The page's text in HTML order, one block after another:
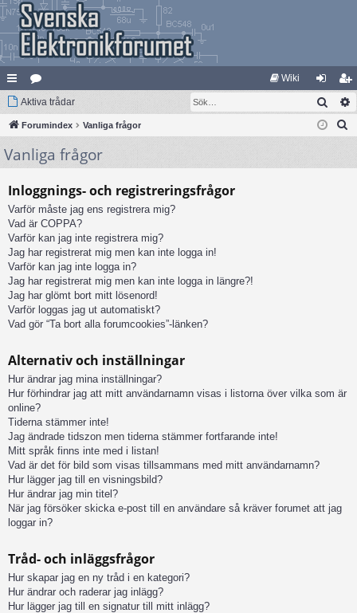
na
bb
lä
ar
at
eg
ori
Wiki
og
ga
li
m
Aktiva trådar Sök
Forumindex Vanliga frågor
Vanliga frågor
Inloggnings- och registreringsfrågor
Varför måste jag ens registrera mig?
Vad är COPPA?
Varför kan jag inte registrera mig?
Jag har registrerat mig men kan inte logga in!
Varför kan jag inte logga in?
Jag har registrerat mig men kan inte logga in längre?!
Jag har glömt bort mitt lösenord!
Varför loggas jag ut automatiskt?
Vad gör “Ta bort alla forumcookies”-länken?
Alternativ och inställningar
Hur ändrar jag mina inställningar?
Hur förhindrar jag att mitt användarnamn visas i listorna över vilka som är
online?
Tiderna stämmer inte!
Jag ändrade tidszon men tiderna stämmer fortfarande inte!
Mitt språk finns inte med i listan!
Vad är det för bild som visas tillsammans med mitt användarnamn?
Hur lägger jag till en visningsbild?
Hur ändrar jag min titel?
När jag försöker skicka e-post till en användare så kräver forumet att jag
loggar in?
Tråd- och inläggsfrågor
Hur skapar jag en ny tråd i en kategori?
Hur ändrar och raderar jag inlägg?
Hur lägger jag till en signatur till mitt inlägg?